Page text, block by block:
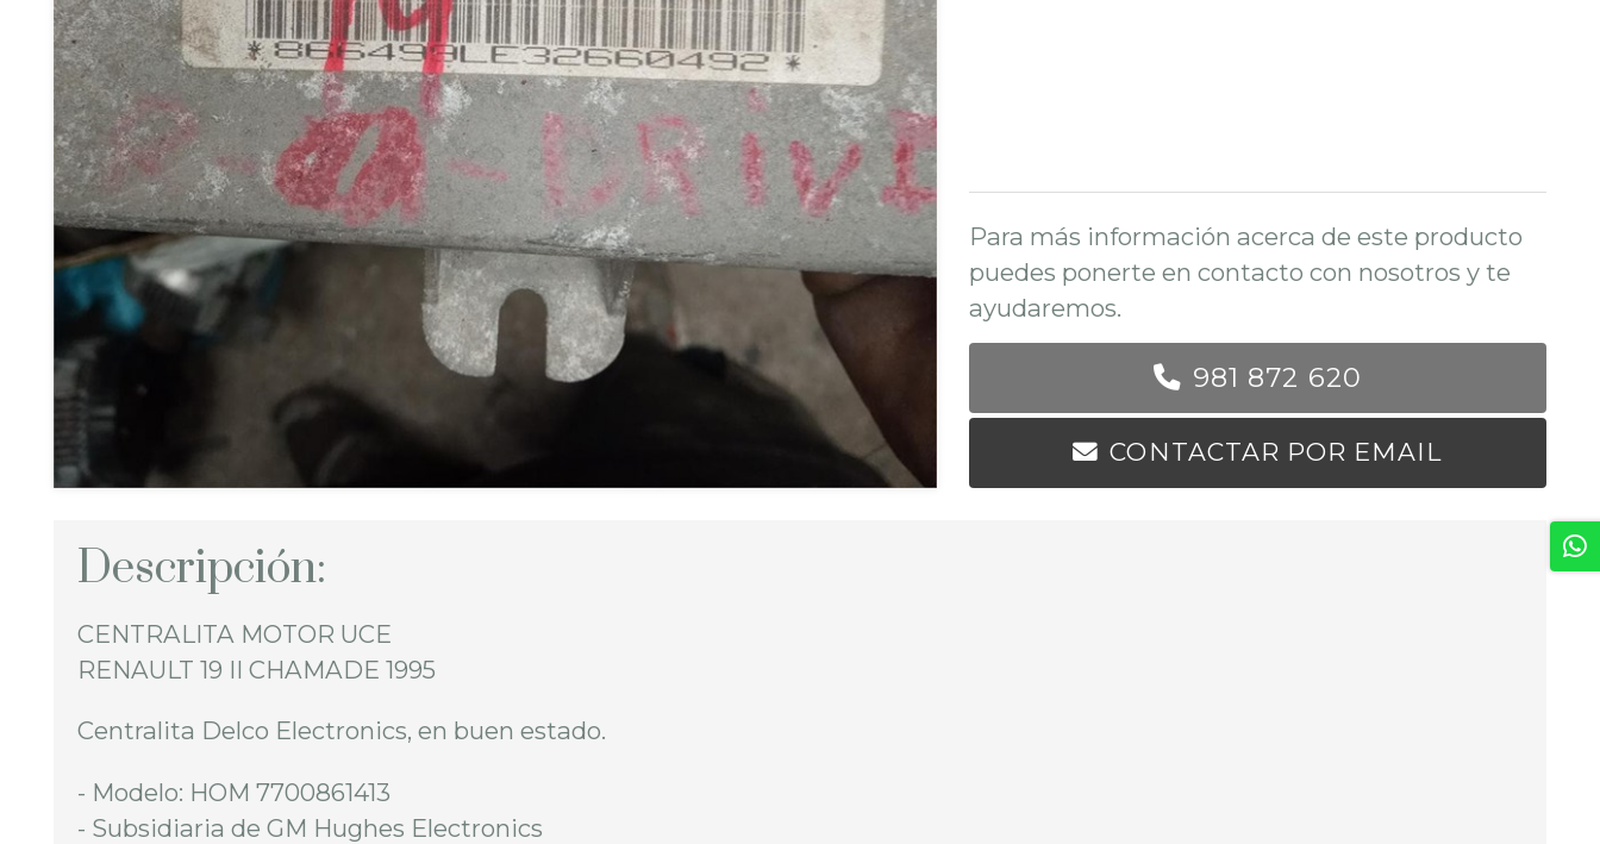
Para más información acerca de este producto
puedes ponerte en contacto con nosotros y te
ayudaremos.
981 872 620
CONTACTAR POR EMAIL
Descripción:
CENTRALITA MOTOR UCE
RENAULT 19 II CHAMADE 1995
Centralita Delco Electronics, en buen estado.
- Modelo: HOM 7700861413
- Subsidiaria de GM Hughes Electronics